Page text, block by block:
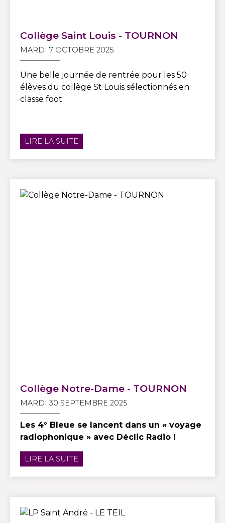
Collège Saint Louis - TOURNON
MARDI 7 OCTOBRE 2025
Une belle journée de rentrée pour les 50
élèves du collège St Louis sélectionnés en
classe foot.
LIRE LA SUITE
Collège Notre-Dame - TOURNON
MARDI 30 SEPTEMBRE 2025
Les 4° Bleue se lancent dans un « voyage
radiophonique » avec Déclic Radio !
LIRE LA SUITE